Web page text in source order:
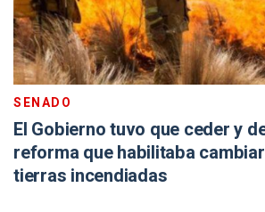
SENADO
El Gobierno tuvo que ceder y
reforma que habilitaba
tierras incendiadas